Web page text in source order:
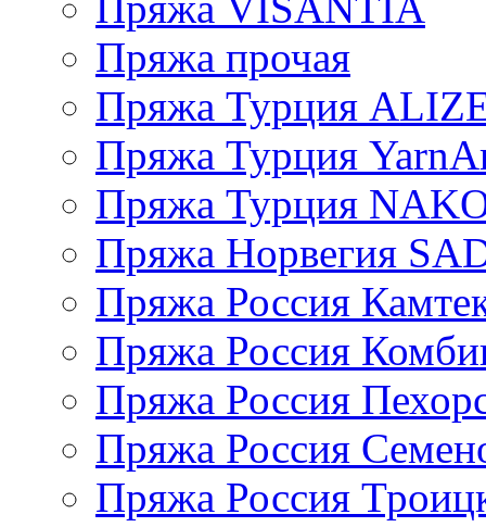
Пряжа прочая
Пряжа Турция
Пряжа Турция
Пряжа Турция
Пряжа Норвегия
Пряжа Россия
Пряжа Россия
Пряжа Россия
Пряжа Россия
Пряжа Россия